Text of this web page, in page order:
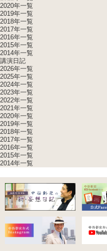
2020年一覧
2019年一覧
2018年一覧
2017年一覧
2016年一覧
2015年一覧
2014年一覧
講演日記
2026年一覧
2025年一覧
2024年一覧
2023年一覧
2022年一覧
2021年一覧
2020年一覧
2019年一覧
2018年一覧
2017年一覧
2016年一覧
2015年一覧
2014年一覧